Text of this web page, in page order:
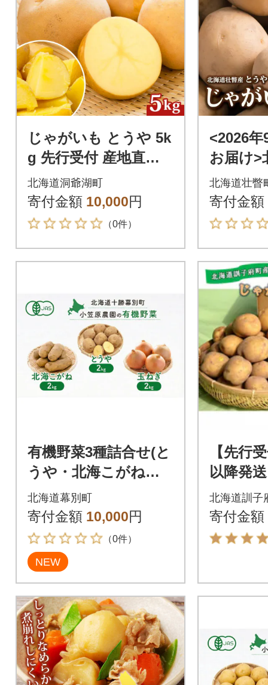
じゃがいも とうや 5k
g 先行受付 産地直送
北海道 洞爺湖 2026年
9月下旬以降発送予定
北海道洞爺湖町
寄付金額 10,000円
（0件）
<2026
お届け>
産じゃ
Lサイズ
5
北海道壮瞥
寄付金額
有機野菜3種詰合せ(と
うや・北海こがね・
玉ねぎ)各2kg《秋出荷
先行予約》[53691406]
北海道幕別町
寄付金額 10,000円
（0件）
NEW
【先行
以降発
じゃが
や」
北海道訓子
寄付金額